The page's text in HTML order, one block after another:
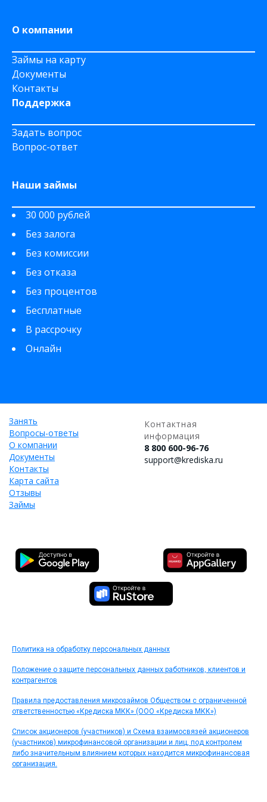
О компании
Займы на карту
Документы
Контакты
Поддержка
Задать вопрос
Вопрос-ответ
Наши займы
30 000 рублей
Без залога
Без комиссии
Без отказа
Без процентов
Бесплатные
В рассрочку
Онлайн
Занять
Вопросы-ответы
О компании
Документы
Контакты
Карта сайта
Отзывы
Займы
Контактная
информация
8 800 600-96-76
support@krediska.ru
Политика на обработку персональных данных
Положение о защите персональных данных работников, клиентов и
контрагентов
Правила предоставления микрозаймов Обществом с ограниченной
ответственностью «Кредиска МКК» (ООО «Кредиска МКК»)
Список акционеров (участников) и Схема взаимосвязей акционеров
(участников) микрофинансовой организации и лиц, под контролем
либо значительным влиянием которых находится микрофинансовая
организация.